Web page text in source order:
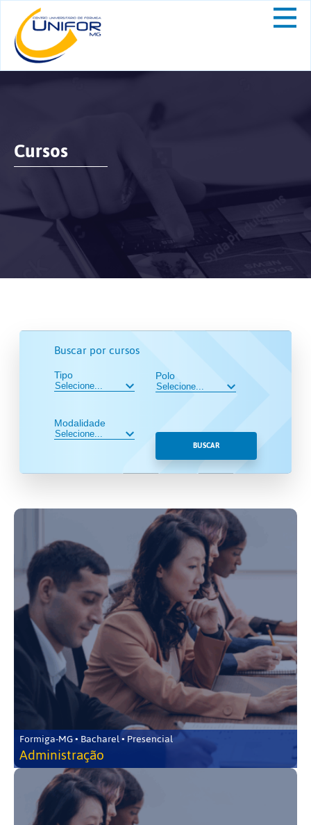
Cursos
Buscar por cursos
Tipo
Modalidade
Polo
BUSCAR
Formiga-MG • Bacharel • Presencial
Administração